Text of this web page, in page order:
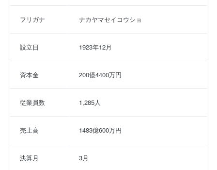
フリガナ ナカヤマセイコウショ
設立日 1923年12月
資本金 200億4400万円
従業員数 1,285人
売上高 1483億600万円
決算月 3月